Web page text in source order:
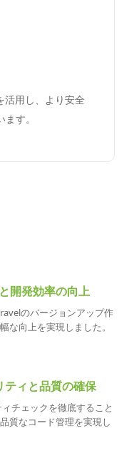
活用し、より安全
す。
開発効率の向上
のバージョンアップ作
な向上を実現しました。
ィと品質の確保
チェックを徹底すること
質なコード管理を実現し